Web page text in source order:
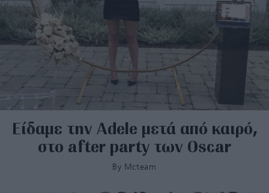
Είδαμε την Adele μετά από καιρό,
στο after party των Oscar
By Mcteam